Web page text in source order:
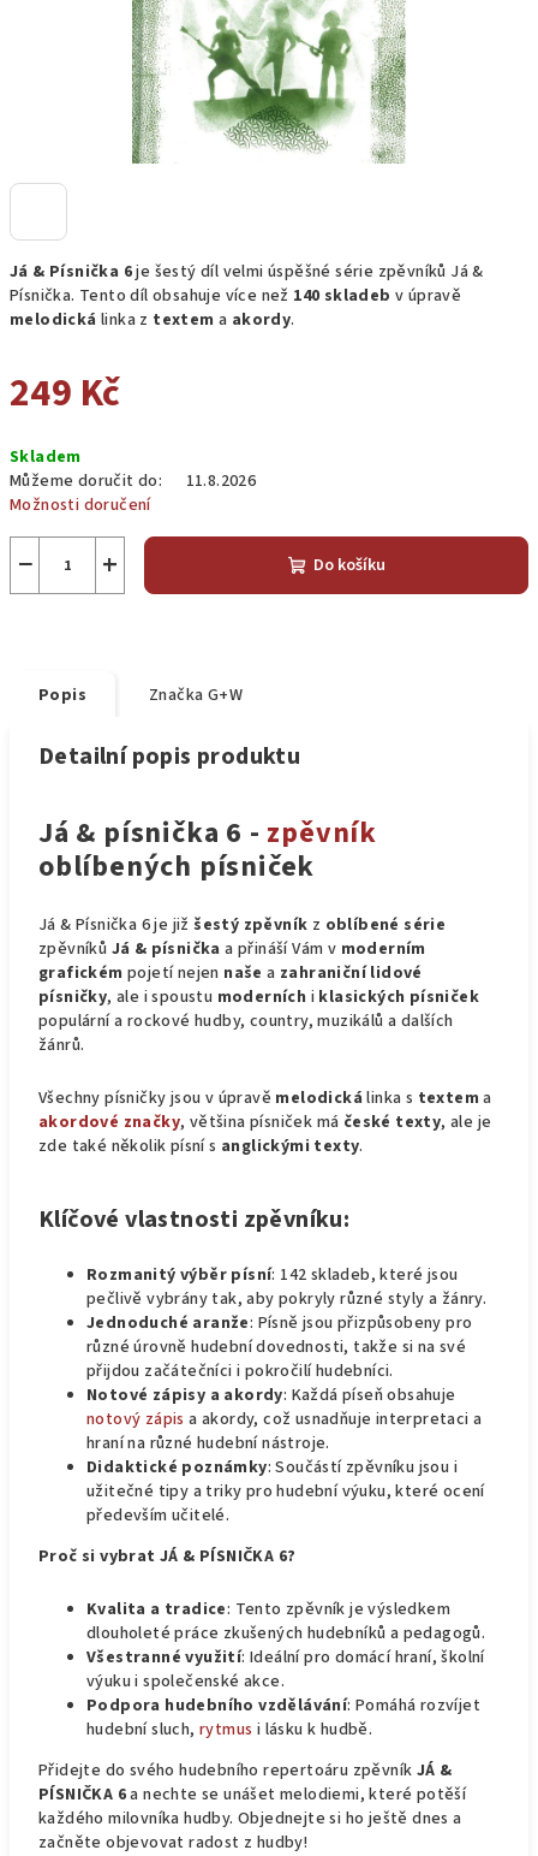
Já & Písnička 6je šestý díl velmi úspěšné série zpěvníků Já &
Písnička. Tento díl obsahuje více než 140 skladeb v úpravě
melodická linka z textem a akordy.
249 Kč
cena:
Skladem
Můžeme doručit do:
11.8.2026
Možnosti doručení
+
− Do košíku
Popis Značka G+W
Detailní popis produktu
Já & písnička 6 - zpěvník
oblíbených písniček
Já & Písnička 6 je jižšestý zpěvník z oblíbené série
zpěvníků Já & písnička a přináší Vám v moderním
grafickém pojetí nejen naše a zahraniční lidové
písničky, ale i spoustu moderních i klasických písniček
populární a rockové hudby, country, muzikálů a dalších
žánrů.
Všechny písničky jsou v úpravě melodická linka s textem a
akordové značky, většina písniček má české texty, ale je
zde také několik písní s anglickými texty.
Klíčové vlastnosti zpěvníku:
Rozmanitý výběr písní: 142 skladeb, které jsou
pečlivě vybrány tak, aby pokryly různé styly a žánry.
Jednoduché aranže: Písně jsou přizpůsobeny pro
různé úrovně hudební dovednosti, takže si na své
přijdou začátečníci i pokročilí hudebníci.
Notové zápisy a akordy: Každá píseň obsahuje
notový zápis a akordy, což usnadňuje interpretaci a
hraní na různé hudební nástroje.
Didaktické poznámky: Součástí zpěvníku jsou i
užitečné tipy a triky pro hudební výuku, které ocení
především učitelé.
Proč si vybrat JÁ & PÍSNIČKA 6?
Kvalita a tradice: Tento zpěvník je výsledkem
dlouholeté práce zkušených hudebníků a pedagogů.
Všestranné využití: Ideální pro domácí hraní, školní
výuku i společenské akce.
Podpora hudebního vzdělávání: Pomáhá rozvíjet
hudební sluch,rytmus i lásku k hudbě.
Přidejte do svého hudebního repertoáru zpěvník JÁ &
PÍSNIČKA 6a nechte se unášet melodiemi, které potěší
každého milovníka hudby. Objednejte si ho ještě dnes a
začněte objevovat radost z hudby!